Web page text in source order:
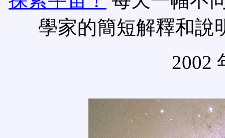
學家的簡短解釋和說
2002